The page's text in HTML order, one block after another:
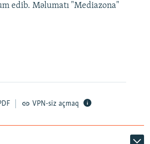
edib. Məlumatı "Mediazona"
VPN-siz açmaq